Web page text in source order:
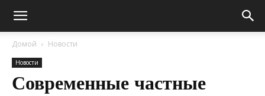
Домой Новости
Новости
Современные частные